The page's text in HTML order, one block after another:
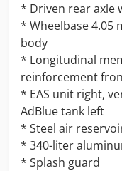
* Driven rear axle
* Wheelbase 4.05
body
* Longitudinal
reinforcement
* EAS unit right,
AdBlue tank left
* Steel air
* 340-liter
* Splash guard